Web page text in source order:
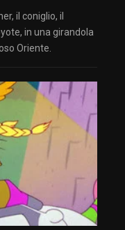
il coniglio, il
in una girandola
Oriente.